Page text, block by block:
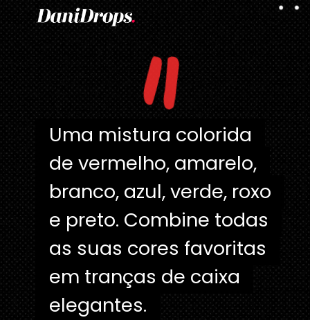
"
Uma mistura colorida
de vermelho, amarelo,
branco, azul, verde, roxo
e preto. Combine todas
as suas cores favoritas
em tranças de caixa
elegantes.
Uma mistura colorida
de vermelho, amarelo,
branco, azul, verde, roxo
e preto. Combine todas
as suas cores favoritas
em tranças de caixa